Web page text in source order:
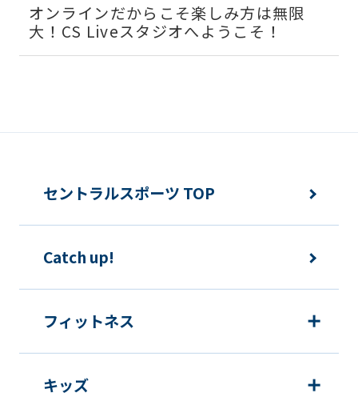
オンラインだからこそ楽しみ方は無限
大！CS Liveスタジオへようこそ！
セントラルスポーツ TOP
Catch up!
フィットネス
キッズ